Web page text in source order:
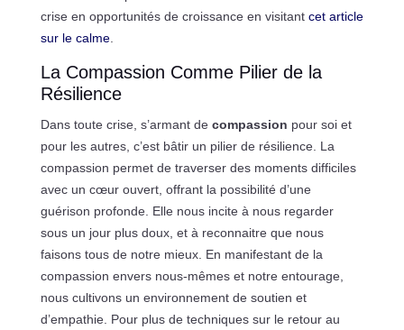
crise en opportunités de croissance en visitant cet article
sur le calme.
La Compassion Comme Pilier de la
Résilience
Dans toute crise, s’armant de compassion pour soi et
pour les autres, c’est bâtir un pilier de résilience. La
compassion permet de traverser des moments difficiles
avec un cœur ouvert, offrant la possibilité d’une
guérison profonde. Elle nous incite à nous regarder
sous un jour plus doux, et à reconnaitre que nous
faisons tous de notre mieux. En manifestant de la
compassion envers nous-mêmes et notre entourage,
nous cultivons un environnement de soutien et
d’empathie. Pour plus de techniques sur le retour au